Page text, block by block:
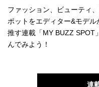
ファッション、ビューティ
ポットをエディター&モデ
推す連載「MY BUZZ SPOT
んでみよう！
連